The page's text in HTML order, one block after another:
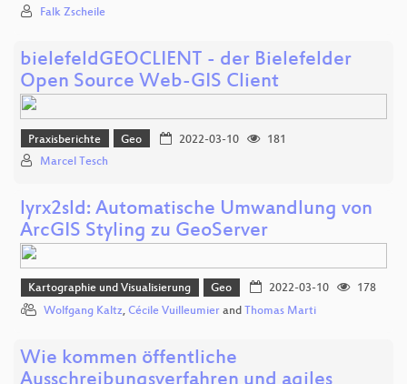
Falk Zscheile
bielefeldGEOCLIENT - der Bielefelder
Open Source Web-GIS Client
Praxisberichte Geo 2022-03-10
181
Marcel Tesch
lyrx2sld: Automatische Umwandlung von
ArcGIS Styling zu GeoServer
Kartographie und Visualisierung Geo 2022-03-10
178
Wolfgang Kaltz, Cécile Vuilleumier and Thomas Marti
Wie kommen öffentliche